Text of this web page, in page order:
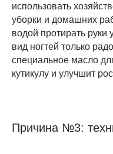
использовать
уборки и домашних
водой протирать
вид ногтей только
специальное масло
кутикулу и улучшит
Причина №3: